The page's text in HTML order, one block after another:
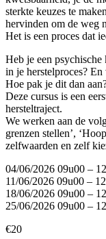
sterkte keuzes te
hervinden om de weg
Het is een proces dat
Heb je een psychische
in je herstelproces?
Hoe pak je dit dan
Deze cursus is een
hersteltraject.
We werken aan de
grenzen stellen’,
zelfwaarden en zelf
04/06/2026 09u00 –
11/06/2026 09u00 –
18/06/2026 09u00 –
25/06/2026 09u00 –
€20